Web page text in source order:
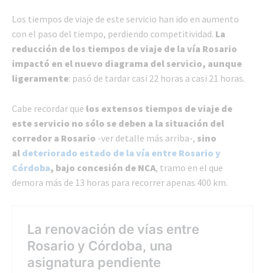
Los tiempos de viaje de este servicio han ido en aumento
con el paso del tiempo, perdiendo competitividad. La
reducción de los tiempos de viaje de la vía Rosario
impactó en el nuevo diagrama del servicio, aunque
ligeramente: pasó de tardar casi 22 horas a casi 21 horas.
Cabe recordar que los extensos tiempos de viaje de
este servicio no sólo se deben a la situación del
corredor a Rosario -ver detalle más arriba-, sino
al deteriorado estado de la vía entre Rosario y
Córdoba, bajo concesión de NCA, tramo en el que
demora más de 13 horas para recorrer apenas 400 km.